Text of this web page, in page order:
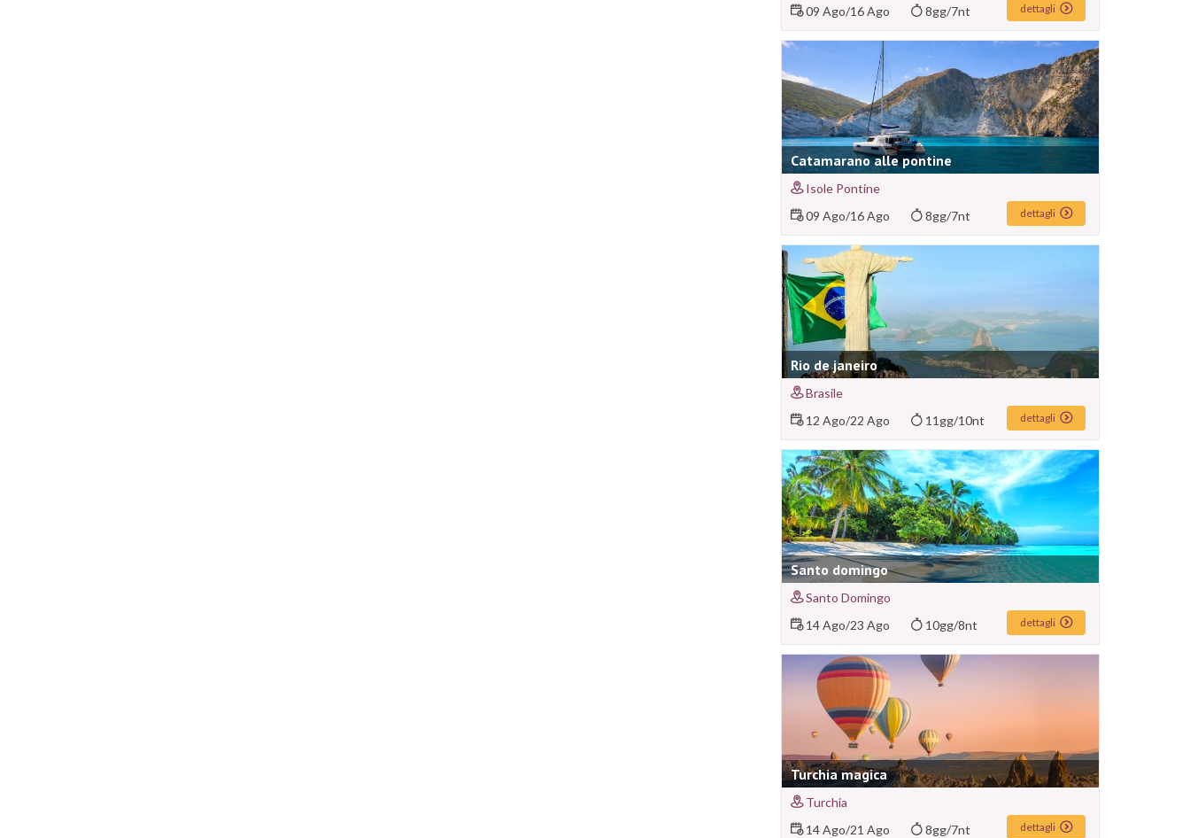
09 Ago/16 Ago 8gg/7nt dettagli
Catamarano alle pontine
Isole Pontine
09 Ago/16 Ago 8gg/7nt dettagli
Rio de janeiro
Brasile
12 Ago/22 Ago 11gg/10nt dettagli
Santo domingo
Santo Domingo
14 Ago/23 Ago 10gg/8nt dettagli
Turchia magica
Turchia
14 Ago/21 Ago 8gg/7nt dettagli